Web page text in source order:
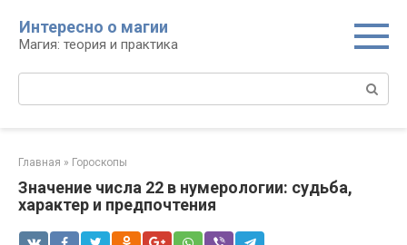
контенту
Интересно о магии
Магия: теория и практика
Главная » Гороскопы
Значение числа 22 в нумерологии: судьба,
характер и предпочтения